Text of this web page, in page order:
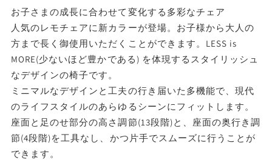
ら
す
や
す
合計8,801円以上
合計8,801円以下
東北・関東・信越・
東海・北陸・関西: 770円
北海道・中国・四国・九州: 990円
お子さまの成長に合わせて変化する多彩なチェア
人気のレモチェアに新カラーが登場。お子様から大人の
方まで長く御使用いただくことができます。LESS is
MORE(少ないほど豊かである) を体現するスタイリッシュ
なデザインの椅子です。
ミニマルなデザインと工夫の行き届いた多機能で、現代
のライフスタイルのあらゆるシーンにフィットします。
座面と足のせ部分の高さ調節(13段階)と、座面の奥行き調
節(4段階)を工具なし、かつ片手でスムーズに行うことが
できます。